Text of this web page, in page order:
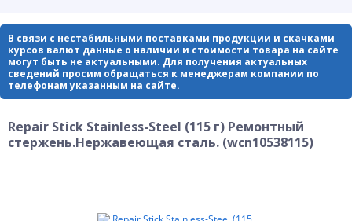
В связи с нестабильными поставками продукции и скачками
курсов валют данные о наличии и стоимости товара на сайте
могут быть не актуальными. Для получения актуальных
сведений просим обращаться к менеджерам компании по
телефонам указанным на сайте.
Repair Stick Stainless-Steel (115 г) Ремонтный
стержень.Нержавеющая сталь. (wcn10538115)